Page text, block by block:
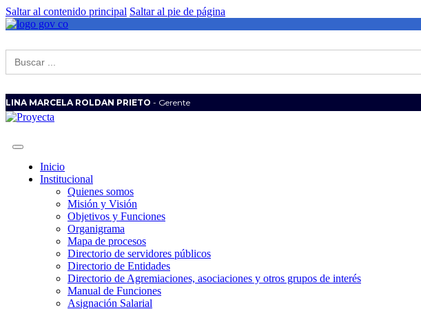
Saltar al contenido principal Saltar al pie de página
Buscar:
LINA MARCELA ROLDAN PRIETO - Gerente
Inicio
Institucional
Quienes somos
Misión y Visión
Objetivos y Funciones
Organigrama
Mapa de procesos
Directorio de servidores públicos
Directorio de Entidades
Directorio de Agremiaciones, asociaciones y otros grupos de interés
Manual de Funciones
Asignación Salarial